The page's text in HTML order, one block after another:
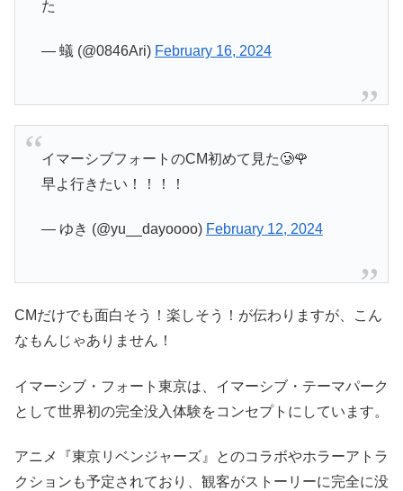
た
— 蟻 (@0846Ari) February 16, 2024
イマーシブフォートのCM初めて見た🥲🌹
早よ行きたい！！！！
— ゆき (@yu__dayoooo) February 12, 2024
CMだけでも面白そう！楽しそう！が伝わりますが、こん
なもんじゃありません！
イマーシブ・フォート東京は、イマーシブ・テーマパーク
として世界初の完全没入体験をコンセプトにしています。
アニメ『東京リベンジャーズ』とのコラボやホラーアトラ
クションも予定されており、観客がストーリーに完全に没